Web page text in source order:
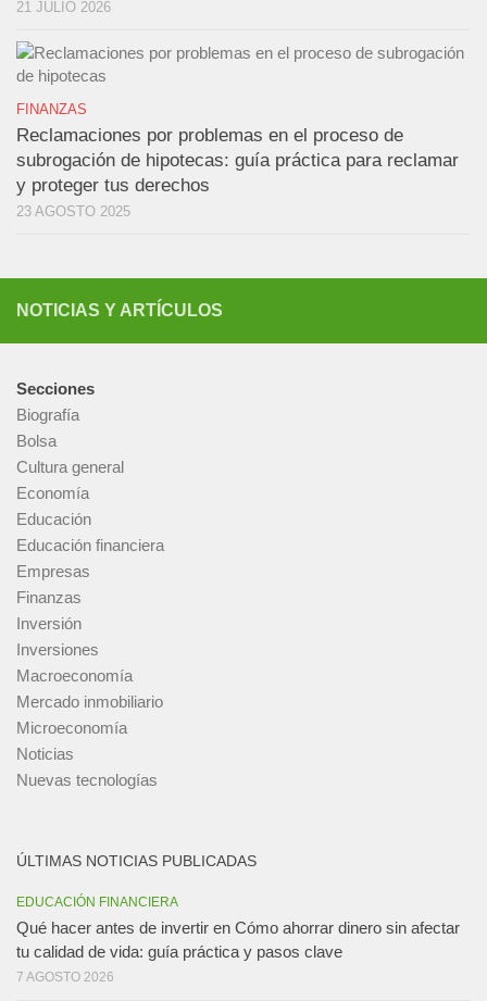
21 JULIO 2026
FINANZAS
Reclamaciones por problemas en el proceso de
subrogación de hipotecas: guía práctica para reclamar
y proteger tus derechos
23 AGOSTO 2025
NOTICIAS Y ARTÍCULOS
Secciones
Biografía
Bolsa
Cultura general
Economía
Educación
Educación financiera
Empresas
Finanzas
Inversión
Inversiones
Macroeconomía
Mercado inmobiliario
Microeconomía
Noticias
Nuevas tecnologías
ÚLTIMAS NOTICIAS PUBLICADAS
EDUCACIÓN FINANCIERA
Qué hacer antes de invertir en Cómo ahorrar dinero sin afectar
tu calidad de vida: guía práctica y pasos clave
7 AGOSTO 2026